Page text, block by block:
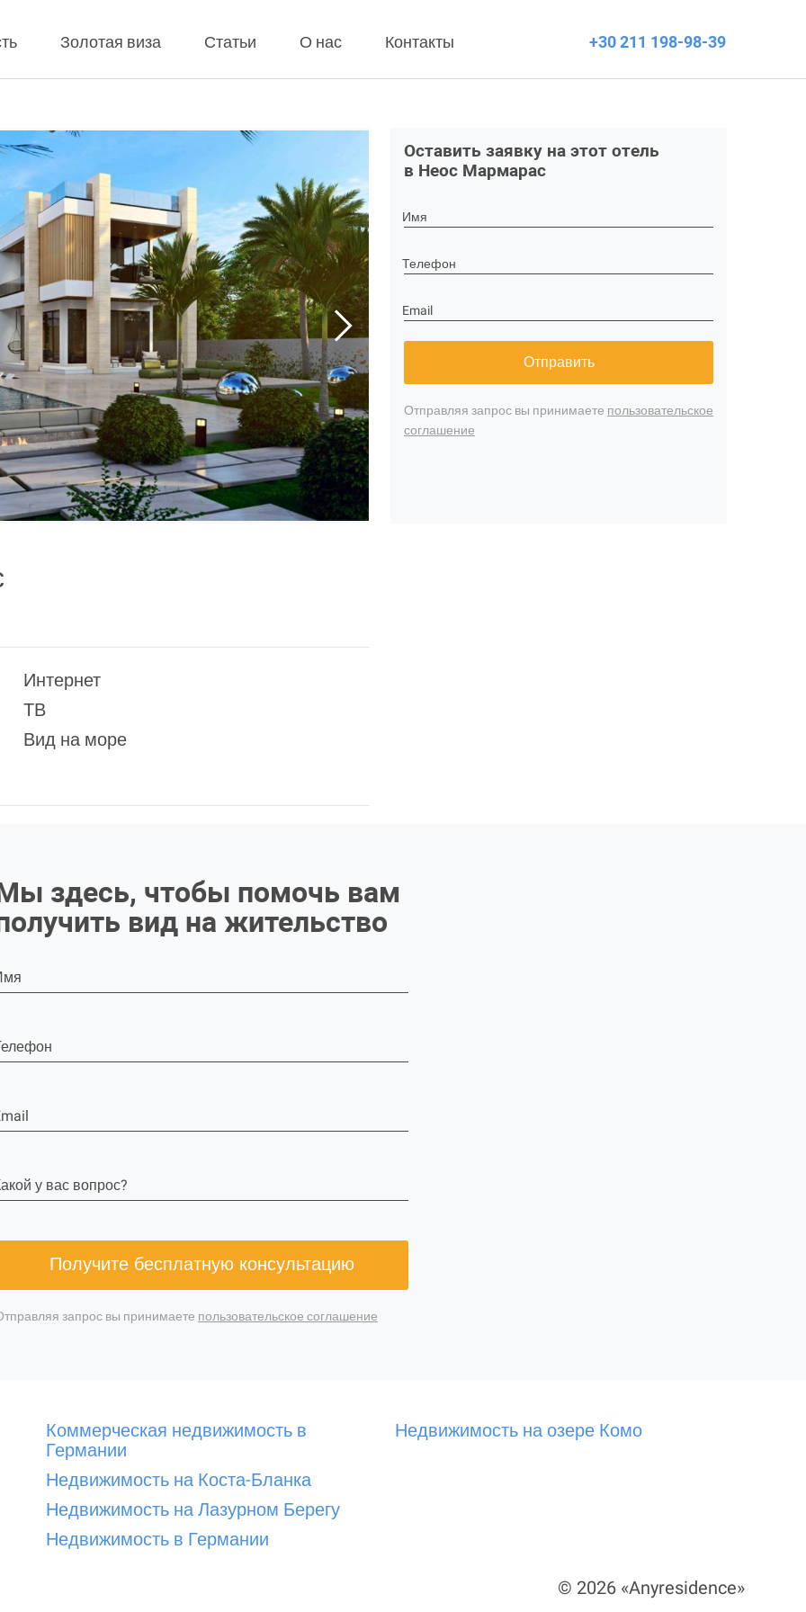
Золотая виза Статьи О нас Контакты +30 211 198-98-39
Оставить заявку на этот отель
в Неос Мармарас
Имя
Телефон
Email
Отправить
Отправляя запрос вы принимаете пользовательское
соглашение
Интернет
ТВ
Вид на море
здесь, чтобы помочь вам
вид на жительство
у вас вопрос?
Получите бесплатную консультацию
запрос вы принимаете пользовательское соглашение
Коммерческая недвижимость в
Германии
Недвижимость на Коста-Бланка
Недвижимость на Лазурном Берегу
Недвижимость в Германии
Недвижимость на озере Комо
© 2026 «Anyresidence»